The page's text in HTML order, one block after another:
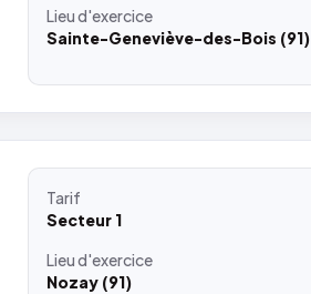
Lieud'exercice
Sainte-Geneviève-des-Bois (91)
Tarif
Secteur 1
Lieud'exercice
Nozay (91)